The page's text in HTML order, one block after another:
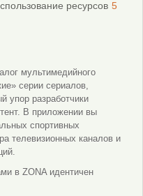
ресурсов 5
мультимедийного
серии сериалов,
упор разработчики
В приложении вы
спортивных
телевизионных каналов и
в ZONA идентичен